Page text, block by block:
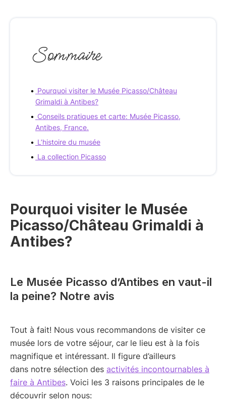
Sommaire
Pourquoi visiter le Musée Picasso/Château
Grimaldi à Antibes?
Conseils pratiques et carte: Musée Picasso,
Antibes, France.
L’histoire du musée
La collection Picasso
Pourquoi visiter le Musée
Picasso/Château Grimaldi à
Antibes?
Le Musée Picasso d’Antibes en vaut-il
la peine? Notre avis
Tout à fait! Nous vous recommandons de visiter ce
musée lors de votre séjour, car le lieu est à la fois
magnifique et intéressant. Il figure d’ailleurs
dans notre sélection des activités incontournables à
faire à Antibes. Voici les 3 raisons principales de le
découvrir selon nous: